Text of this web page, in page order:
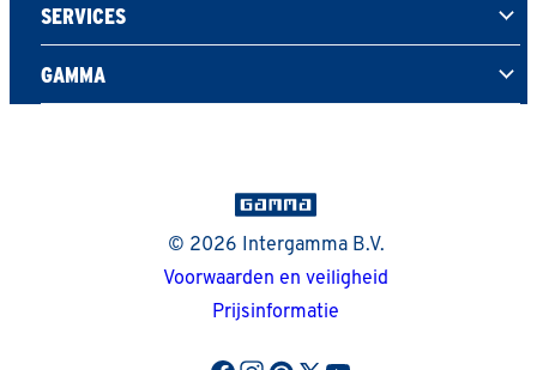
SERVICES
GAMMA
© 2026 Intergamma B.V.
Voorwaarden en veiligheid
Prijsinformatie